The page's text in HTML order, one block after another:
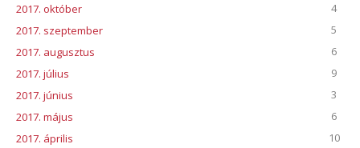
2017. október
4
2017. szeptember
5
2017. augusztus
6
2017. július
9
2017. június
3
2017. május
6
2017. április
10